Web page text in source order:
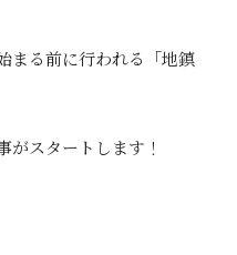
まる前に行われる「地鎮
がスタートします！